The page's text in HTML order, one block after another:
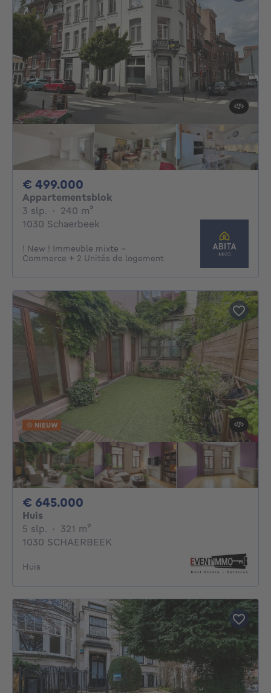
€ 499.000
Appartementsblok
3 slp. 3 slaapkamers
· 240 m²
1030 Schaerbeek
! New ! Immeuble mixte -
Commerce + 2 Unités de logement
NIEUW
€ 645.000
Huis
5 slp. 5 slaapkamers
· 321 m²
1030 SCHAERBEEK
Huis